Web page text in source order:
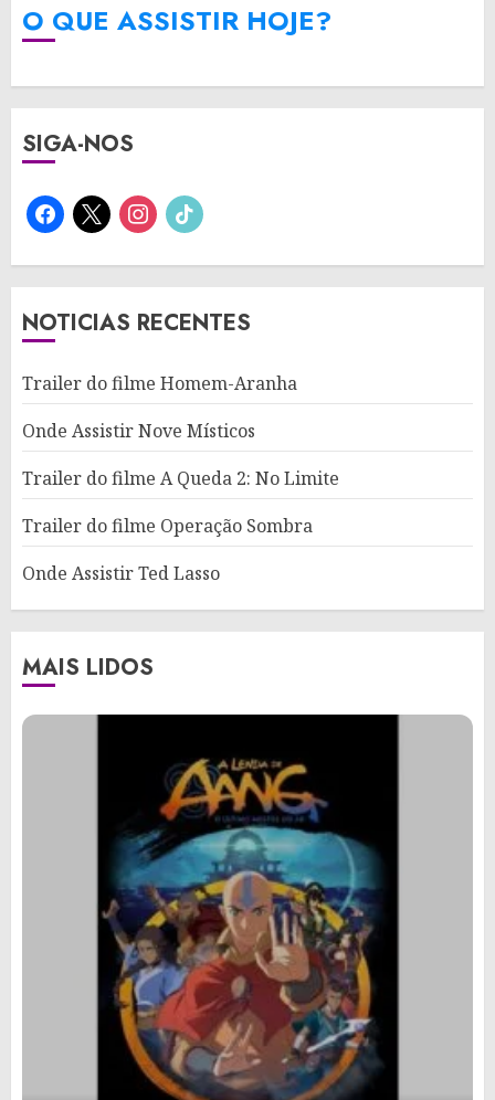
O QUE ASSISTIR HOJE?
SIGA-NOS
facebook
x instagram
tiktok
NOTICIAS RECENTES
Trailer do filme Homem-Aranha
Onde Assistir Nove Místicos
Trailer do filme A Queda 2: No Limite
Trailer do filme Operação Sombra
Onde Assistir Ted Lasso
MAIS LIDOS